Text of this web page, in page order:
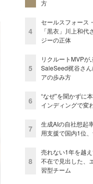
方
4
セールスフォース
「黒衣」川上和
ジーの正体
5
リクルートMVPが
SaleSeed梶谷さ
アの歩み方
6
“なぜ”を聞かずに
インディングで変
7
生成AIの自社想
用支援で国内1位
8
売れない1年を越
不在で見出した、
習型チーム